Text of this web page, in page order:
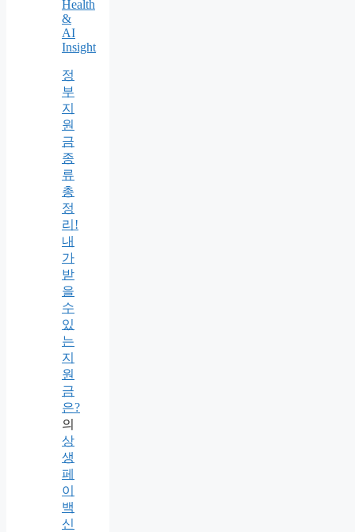
Health
&
AI
Insight
정
부
지
원
금
종
류
총
정
리!
내
가
받
을
수
있
는
지
원
금
은?
의
상
생
페
이
백
신